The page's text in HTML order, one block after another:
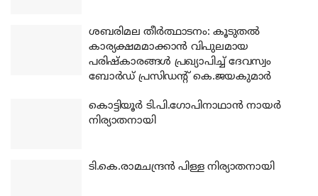
ശബരിമല തീര്‍ത്ഥാടനം: കൂടുതല്‍
കാര്യക്ഷമമാക്കാന്‍ വിപുലമായ
പരിഷ്‌കാരങ്ങള്‍ പ്രഖ്യാപിച്ച് ദേവസ്വം
ബോര്‍ഡ് പ്രസിഡന്റ് കെ.ജയകുമാര്‍
കൊട്ടിയൂര്‍ ടി.പി.ഗോപിനാഥാന്‍ നായര്‍
നിര്യാതനായി
ടി.കെ.രാമചന്ദ്രന്‍ പിള്ള നിര്യാതനായി